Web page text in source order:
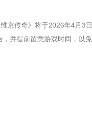
京传奇》将于2026年4月3
并提前留意游戏时间，以